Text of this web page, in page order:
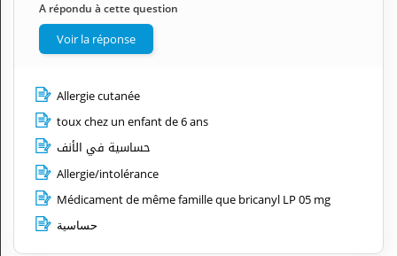
A répondu à cette question
Voir la réponse
Allergie cutanée
toux chez un enfant de 6 ans
حساسية في الأنف
Allergie/intolérance
Médicament de même famille que bricanyl LP 05 mg
حساسية